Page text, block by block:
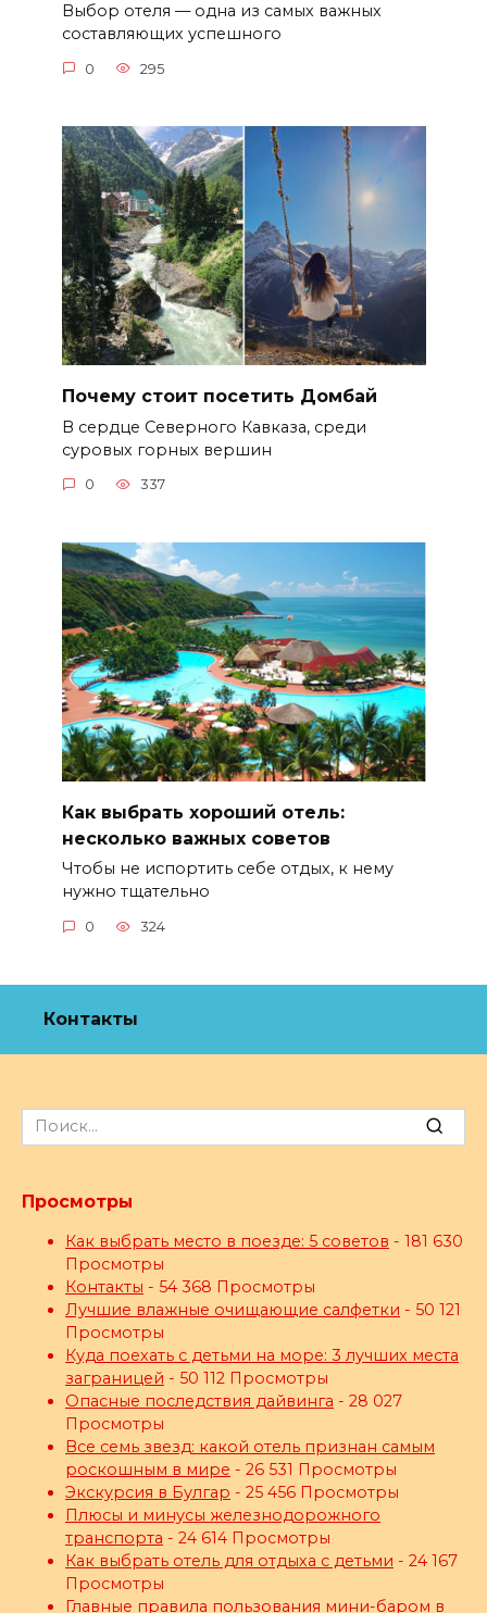
Выбор отеля — одна из самых важных
составляющих успешного
0 295
Почему стоит посетить Домбай
В сердце Северного Кавказа, среди
суровых горных вершин
0 337
Как выбрать хороший отель:
несколько важных советов
Чтобы не испортить себе отдых, к нему
нужно тщательно
0 324
Контакты
Search
for:
Просмотры
Как выбрать место в поезде: 5 советов - 181 630
Просмотры
Контакты - 54 368 Просмотры
Лучшие влажные очищающие салфетки - 50 121
Просмотры
Куда поехать с детьми на море: 3 лучших места
заграницей - 50 112 Просмотры
Опасные последствия дайвинга - 28 027
Просмотры
Все семь звезд: какой отель признан самым
роскошным в мире - 26 531 Просмотры
Экскурсия в Булгар - 25 456 Просмотры
Плюсы и минусы железнодорожного
транспорта - 24 614 Просмотры
Как выбрать отель для отдыха с детьми - 24 167
Просмотры
Главные правила пользования мини-баром в